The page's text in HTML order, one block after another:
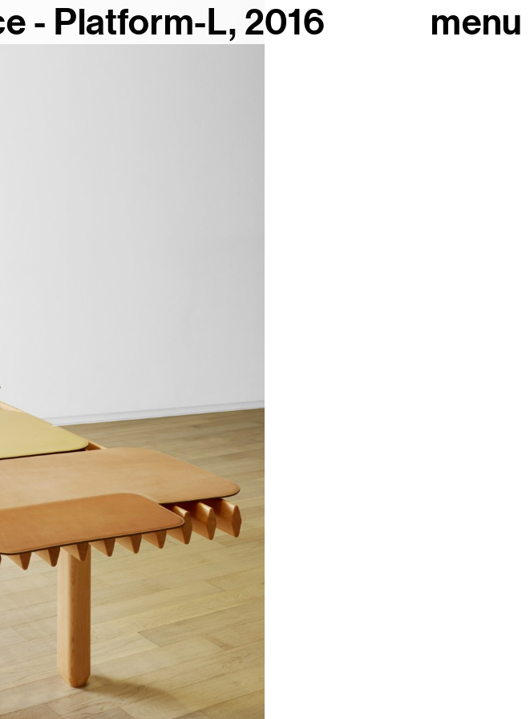
- Platform-L, 2016 menu